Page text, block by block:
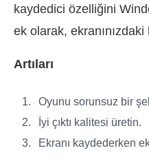
kaydedici özelliğini
ek olarak,
Artıları
Oyunu sorunsuz bir
İyi çıktı kalitesi üretin.
Ekranı kaydederken